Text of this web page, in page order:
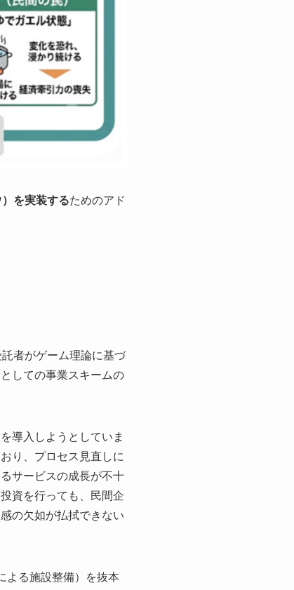
を実装するためのアド
者がゲーム理論に基づ
しての事業スキームの
導入しようとしていま
り、プロセス見直しに
サービスの成長が不十
資を行っても、民間企
の欠如が払拭できない
よる施設整備）を抜本